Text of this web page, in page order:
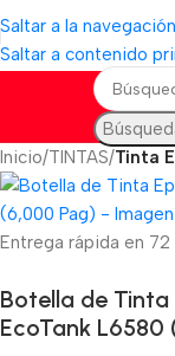
Saltar a la navegación
Saltar a contenido
Inicio TINTAS Tinta
Entrega rápida en 72
Botella de Tinta
EcoTank